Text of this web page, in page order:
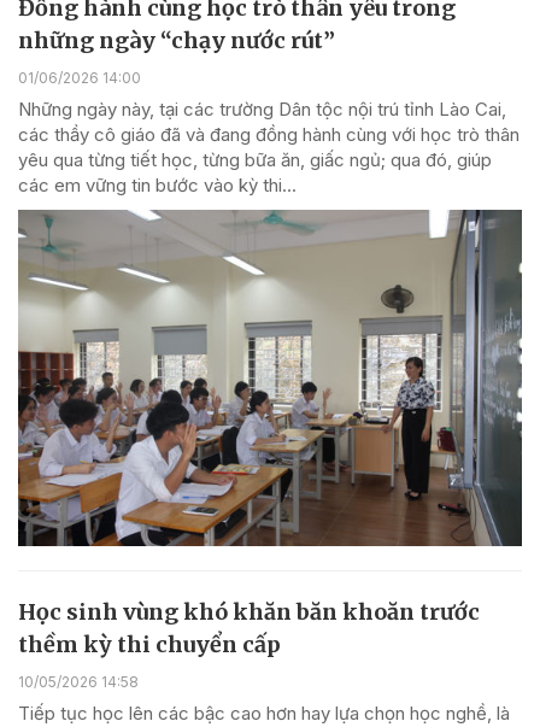
Đồng hành cùng học trò thân yêu trong
những ngày “chạy nước rút”
01/06/2026 14:00
Những ngày này, tại các trường Dân tộc nội trú tỉnh Lào Cai,
các thầy cô giáo đã và đang đồng hành cùng với học trò thân
yêu qua từng tiết học, từng bữa ăn, giấc ngủ; qua đó, giúp
các em vững tin bước vào kỳ thi...
Học sinh vùng khó khăn băn khoăn trước
thềm kỳ thi chuyển cấp
10/05/2026 14:58
Tiếp tục học lên các bậc cao hơn hay lựa chọn học nghề, là